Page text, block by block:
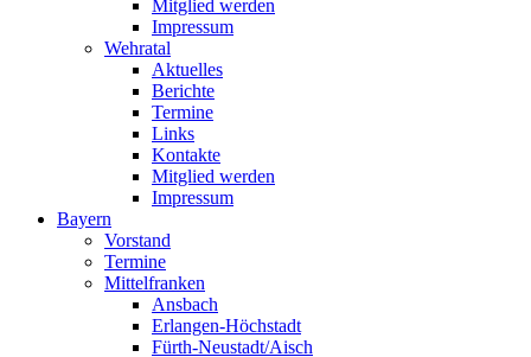
Mitglied werden
Impressum
Wehratal
Aktuelles
Berichte
Termine
Links
Kontakte
Mitglied werden
Impressum
Bayern
Vorstand
Termine
Mittelfranken
Ansbach
Erlangen-Höchstadt
Fürth-Neustadt/Aisch